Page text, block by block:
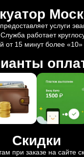
услуги
работает
от 15 минут более «10»
Скидки
при заказе на сайте